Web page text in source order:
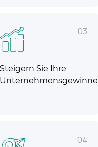
03
Steigern Sie Ihre
Unternehmensgewinne
04